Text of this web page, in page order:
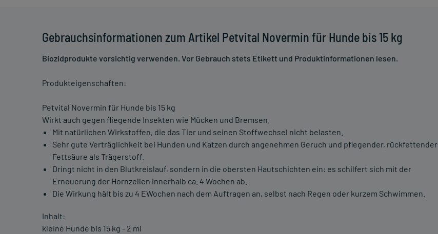
Gebrauchsinformationen zum Artikel Petvital Novermin für Hunde bis 15 kg
Biozidprodukte vorsichtig verwenden. Vor Gebrauch stets Etikett und Produktinformationen lesen.
Produkteigenschaften:
Petvital Novermin für Hunde bis 15 kg
Wirkt auch gegen fliegende Insekten wie Mücken und Bremsen.
Mit natürlichen Wirkstoffen, die das Tier und seinen Stoffwechsel nicht belasten.
Sehr gute Verträglichkeit bei Hunden und Katzen durch angenehmen Geruch und pflegender, rückfettender
Fettsäure als Trägerstoff.
Dringt nicht in den Blutkreislauf, sondern in die obersten Hautschichten ein: es schilfert sich mit der
Erneuerung der Hornzellen innerhalb ca. 4 Wochen ab.
Die Wirkung hält bis zu 4 EWochen nach dem Auftragen an, selbst nach Regen oder kurzem Schwimmen.
Inhalt:
kleine Hunde bis 15 kg - 2 ml